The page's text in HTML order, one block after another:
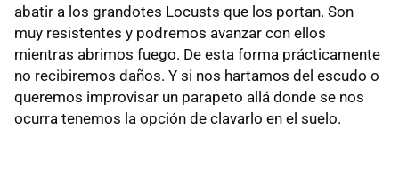
abatir a los grandotes Locusts que los portan. Son
muy resistentes y podremos avanzar con ellos
mientras abrimos fuego. De esta forma prácticamente
no recibiremos daños. Y si nos hartamos del escudo o
queremos improvisar un parapeto allá donde se nos
ocurra tenemos la opción de clavarlo en el suelo.